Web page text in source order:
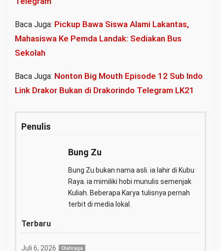
Baca Juga: Pickup Bawa Siswa Alami Lakantas,
Mahasiswa Ke Pemda Landak: Sediakan Bus
Sekolah
Baca Juga: Nonton Big Mouth Episode 12 Sub Indo
Link Drakor Bukan di Drakorindo Telegram LK21
Penulis
Bung Zu
Bung Zu bukan nama asli. ia lahir di Kubu
Raya. ia mimiliki hobi munulis semenjak
Kuliah. Beberapa Karya tulisnya pernah
terbit di media lokal.
Terbaru
Juli 6, 2026 Olahraga